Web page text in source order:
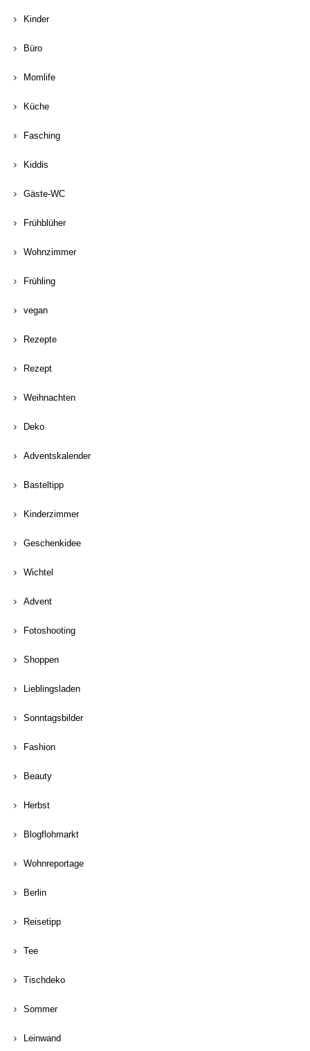
Kinder
Büro
Momlife
Küche
Fasching
Kiddis
Gäste-WC
Frühblüher
Wohnzimmer
Frühling
vegan
Rezepte
Rezept
Weihnachten
Deko
Adventskalender
Basteltipp
Kinderzimmer
Geschenkidee
Wichtel
Advent
Fotoshooting
Shoppen
Lieblingsladen
Sonntagsbilder
Fashion
Beauty
Herbst
Blogflohmarkt
Wohnreportage
Berlin
Reisetipp
Tee
Tischdeko
Sommer
Leinwand